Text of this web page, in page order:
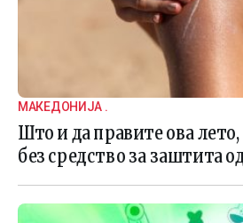
МАКЕДОНИЈА .
Што и да правите ова лето,
без средство за заштита